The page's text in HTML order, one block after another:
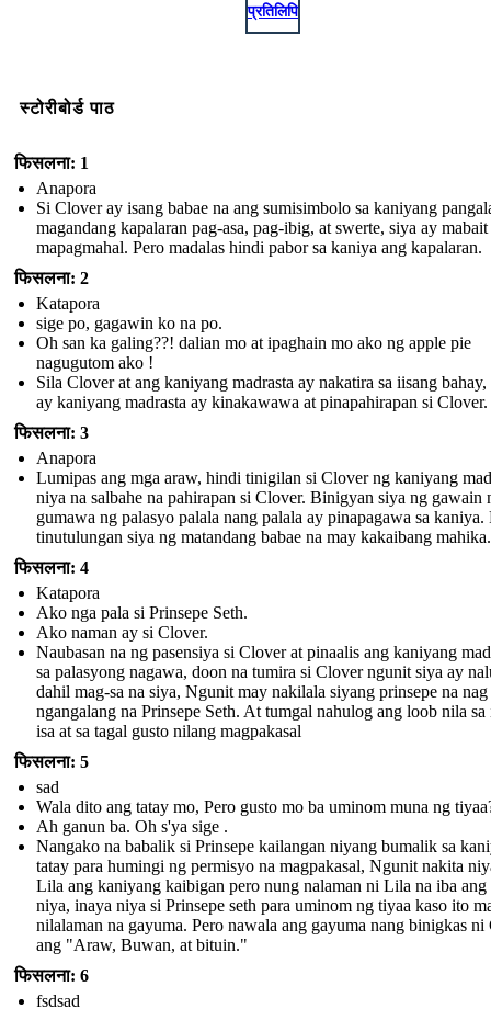
प्रतिलिपि
स्टोरीबोर्ड पाठ
फिसलना: 1
Anapora
Si Clover ay isang babae na ang sumisimbolo sa kaniyang
magandang kapalaran pag-asa, pag-ibig, at swerte, siya ay mabait
mapagmahal. Pero madalas hindi pabor sa kaniya ang kapalaran.
फिसलना: 2
Katapora
sige po, gagawin ko na po.
Oh san ka galing??! dalian mo at ipaghain mo ako ng apple pie
nagugutom ako !
Sila Clover at ang kaniyang madrasta ay nakatira sa iisang
ay kaniyang madrasta ay kinakawawa at pinapahirapan si Clover.
फिसलना: 3
Anapora
Lumipas ang mga araw, hindi tinigilan si Clover ng kaniyang
niya na salbahe na pahirapan si Clover. Binigyan siya ng gawain
gumawa ng palasyo palala nang palala ay pinapagawa sa kaniya.
tinutulungan siya ng matandang babae na may kakaibang mahika.
फिसलना: 4
Katapora
Ako nga pala si Prinsepe Seth.
Ako naman ay si Clover.
Naubasan na ng pasensiya si Clover at pinaalis ang kaniyang
sa palasyong nagawa, doon na tumira si Clover ngunit siya ay
dahil mag-sa na siya, Ngunit may nakilala siyang prinsepe na nag
ngangalang na Prinsepe Seth. At tumgal nahulog ang loob nila sa
isa at sa tagal gusto nilang magpakasal
फिसलना: 5
sad
Wala dito ang tatay mo, Pero gusto mo ba uminom muna ng
Ah ganun ba. Oh s'ya sige .
Nangako na babalik si Prinsepe kailangan niyang bumalik sa
tatay para humingi ng permisyo na magpakasal, Ngunit nakita
Lila ang kaniyang kaibigan pero nung nalaman ni Lila na iba ang
niya, inaya niya si Prinsepe seth para uminom ng tiyaa kaso ito
nilalaman na gayuma. Pero nawala ang gayuma nang binigkas ni
ang "Araw, Buwan, at bituin."
फिसलना: 6
fsdsad